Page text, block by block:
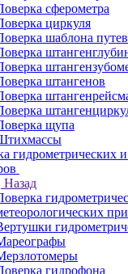
сферометра
циркуля
шаблона
штангенов
щупа
гидрометрических
Назад
гидрофона